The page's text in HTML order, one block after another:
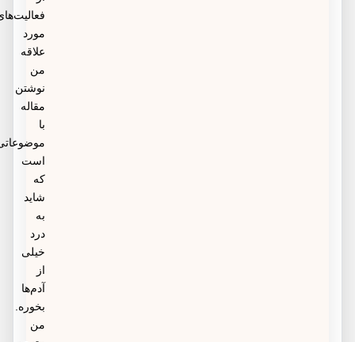
فعالیت‌های
نوشتن
موضوعاتی
بخوره.